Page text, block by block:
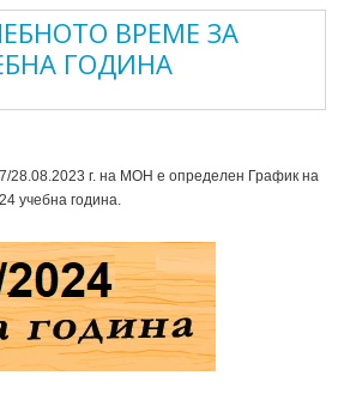
ВРЕМЕ ЗА
ГОДИНА
28.08.2023 г. на МОН е определен График на
учебна година.